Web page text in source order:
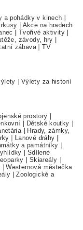
a pohádky v kinech
Akce na hradech
Tvořivé aktivity
závody, hry
zábava|TV
Výlety za historií
prostory
Dětské koutky
|
Hrady, zámky,
Lanové dráhy
a památníky
Sdílené
Skiareály
|Westernová městečka
|Zoologické a